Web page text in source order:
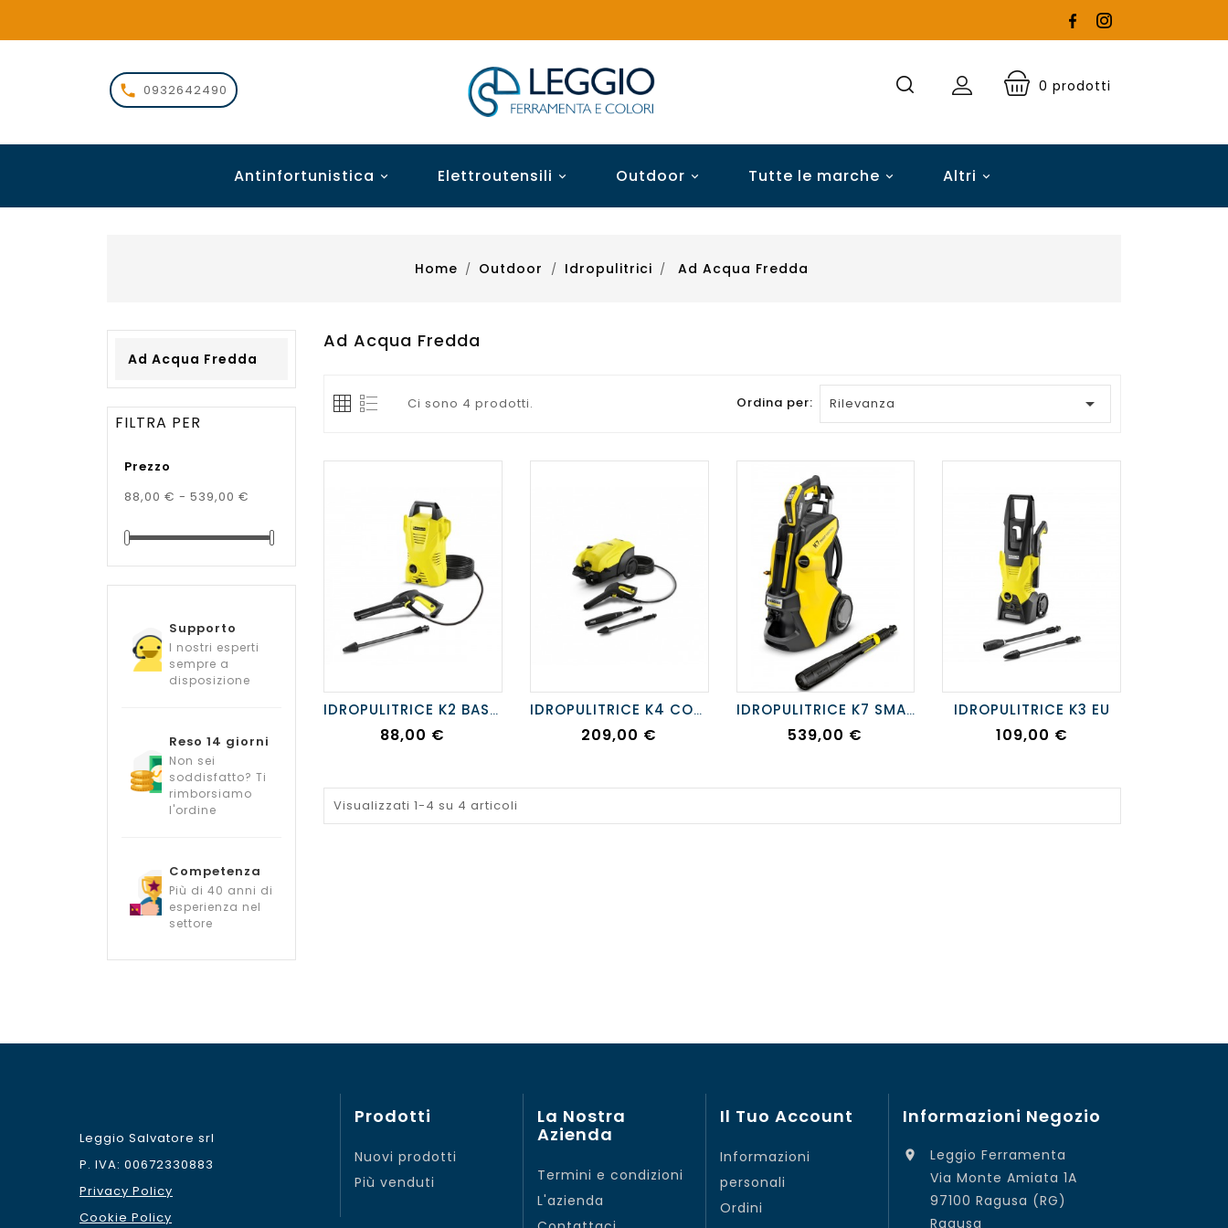
0 prodotti
 0932642490

Antinfortunistica 
Elettroutensili 
Outdoor 
Tutte le marche Altri
Home Outdoor Idropulitrici Ad Acqua Fredda
Ad Acqua Fredda
FILTRA PER
Prezzo
88,00 € - 539,00 €
Supporto
I nostri esperti
sempre a
disposizione
Reso 14 giorni
Non sei
soddisfatto? Ti
rimborsiamo
l'ordine
Competenza
Più di 40 anni di
esperienza nel
settore
Ad Acqua Fredda
Ci sono 4 prodotti. Ordina per: Rilevanza 
IDROPULITRICE K2 BASIC
Prezzo
88,00 €
IDROPULITRICE K4 COMPACT
Prezzo
209,00 €
IDROPULITRICE K7 SMART CONTROL
Prezzo
539,00 €
IDROPULITRICE K3 EU
Prezzo
109,00 €
Visualizzati 1-4 su 4 articoli
Leggio Salvatore srl
P. IVA: 00672330883
Privacy Policy
Cookie Policy
Prodotti
Nuovi prodotti
Più venduti
La Nostra
Azienda
Termini e condizioni
L'azienda
Il Tuo Account
Informazioni
personali
Ordini
Informazioni Negozio

Leggio Ferramenta
Via Monte Amiata 1A
97100 Ragusa (RG)
Ragusa